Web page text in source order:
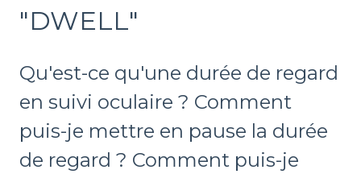
"DWELL"
Qu'est-ce qu'une durée de regard
en suivi oculaire ? Comment
puis-je mettre en pause la durée
de regard ? Comment puis-je